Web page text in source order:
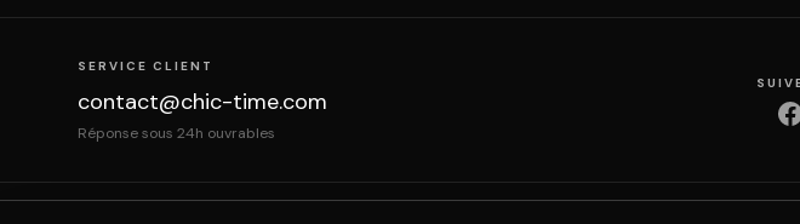
SERVICE CLIENT
contact@chic-time.com
Réponse sous 24h ouvrables